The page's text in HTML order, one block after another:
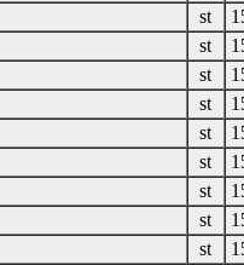
st
st
st
st
st
st
st
st
st